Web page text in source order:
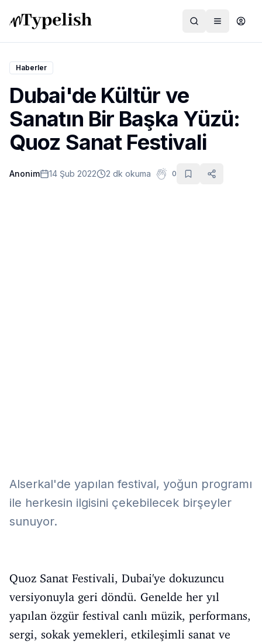
Dünya
Film ve Dizi
Kültür ve Sanat
Sağlık
Haberler
Dubai'de Kültür ve
Sanatın Bir Başka Yüzü:
Quoz Sanat Festivali
Anonim 14 Şub 2022 2 dk okuma 0
Alserkal'de yapılan festival, yoğun programı
ile herkesin ilgisini çekebilecek birşeyler
sunuyor.
Quoz Sanat Festivali, Dubai'ye dokuzuncu
versiyonuyla geri döndü. Genelde her yıl
yapılan özgür festival canlı müzik, performans,
sergi, sokak yemekleri, etkileşimli sanat ve